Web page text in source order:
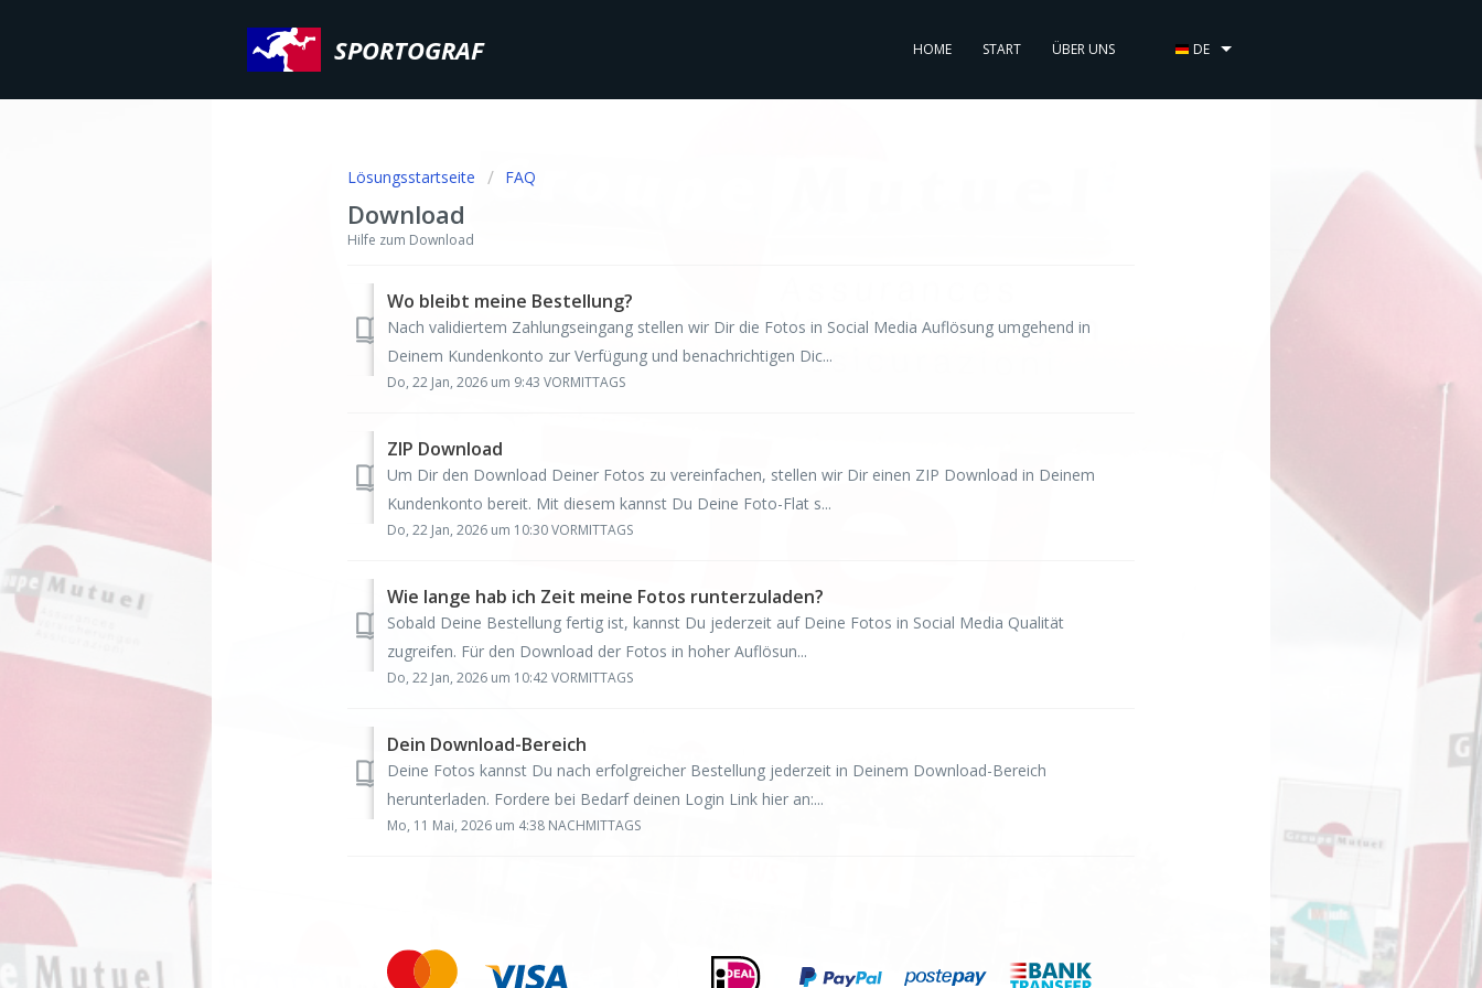
SPORTOGRAF HOME START ÜBER UNS DE
Lösungsstartseite FAQ
Download
Hilfe zum Download
Wo bleibt meine Bestellung?
Nach validiertem Zahlungseingang stellen wir Dir die Fotos in Social Media Auflösung umgehend in
Deinem Kundenkonto zur Verfügung und benachrichtigen Dic...
Do, 22 Jan, 2026 um 9:43 VORMITTAGS
ZIP Download
Um Dir den Download Deiner Fotos zu vereinfachen, stellen wir Dir einen ZIP Download in Deinem
Kundenkonto bereit. Mit diesem kannst Du Deine Foto-Flat s...
Do, 22 Jan, 2026 um 10:30 VORMITTAGS
Wie lange hab ich Zeit meine Fotos runterzuladen?
Sobald Deine Bestellung fertig ist, kannst Du jederzeit auf Deine Fotos in Social Media Qualität
zugreifen. Für den Download der Fotos in hoher Auflösun...
Do, 22 Jan, 2026 um 10:42 VORMITTAGS
Dein Download-Bereich
Deine Fotos kannst Du nach erfolgreicher Bestellung jederzeit in Deinem Download-Bereich
herunterladen. Fordere bei Bedarf deinen Login Link hier an:...
Mo, 11 Mai, 2026 um 4:38 NACHMITTAGS